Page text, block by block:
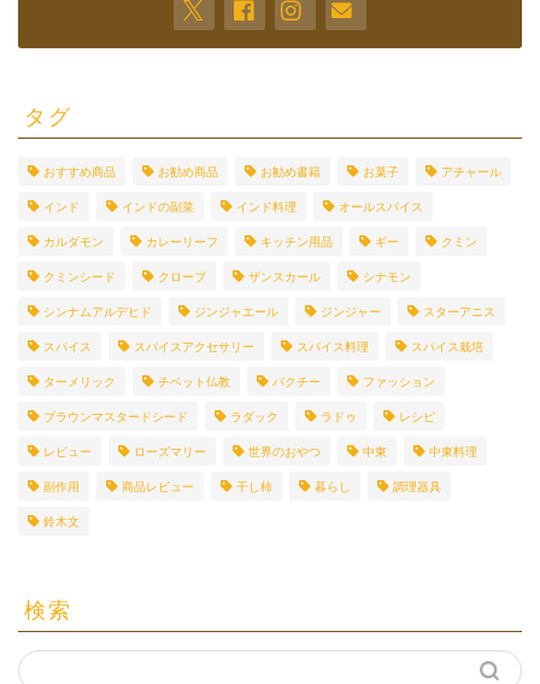
タグ
おすすめ商品 お勧め商品 お勧め書籍 お菓子 アチャール
インド インドの副菜 インド料理 オールスパイス
カルダモン カレーリーフ キッチン用品 ギー クミン
クミンシード クローブ ザンスカール シナモン
シンナムアルデヒド ジンジャエール ジンジャー スターアニス
スパイス スパイスアクセサリー スパイス料理 スパイス栽培
ターメリック チベット仏教 パクチー ファッション
ブラウンマスタードシード ラダック ラドゥ レシピ
レビュー ローズマリー 世界のおやつ 中東 中東料理
副作用 商品レビュー 干し柿 暮らし 調理器具
鈴木文
検索